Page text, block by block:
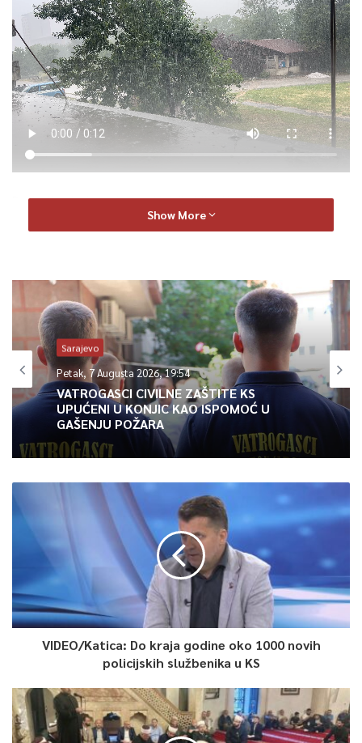
Poplavljen je, između ostalih i dio Ulice Hamdije
Kreševljakovića. Do izlijevanja vode došlo je jer postojeći
trotoarima, otežavajući kretanje vozila i pješaka.
Show More
Sarajevo
Petak, 7 Augusta 2026, 19:54
VATROGASCI CIVILNE ZAŠTITE KS
UPUĆENI U KONJIC KAO ISPOMOĆ U
GAŠENJU POŽARA
VIDEO/Katica: Do kraja godine oko 1000 novih
policijskih službenika u KS